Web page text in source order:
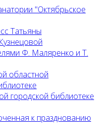
"Октябрьское
Татьяны
Ф. Маляренко и Т.
областной
городской библиотеке
к празднованию